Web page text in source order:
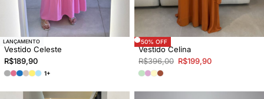
LANÇAMENTO
Vestido Celeste
R$189,90
1+
-50% OFF
Vestido Celina
R$396,00 R$199,90